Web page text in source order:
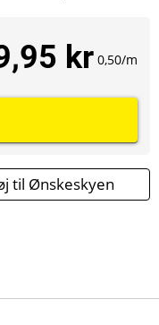
kr 0,50/m
til Ønskeskyen